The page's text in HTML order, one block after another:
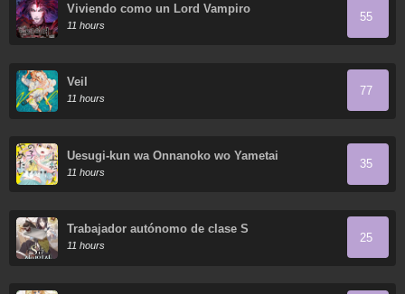
Viviendo como un Lord Vampiro
11 hours
55
Veil
11 hours
77
Uesugi-kun wa Onnanoko wo Yametai
11 hours
35
Trabajador autónomo de clase S
11 hours
25